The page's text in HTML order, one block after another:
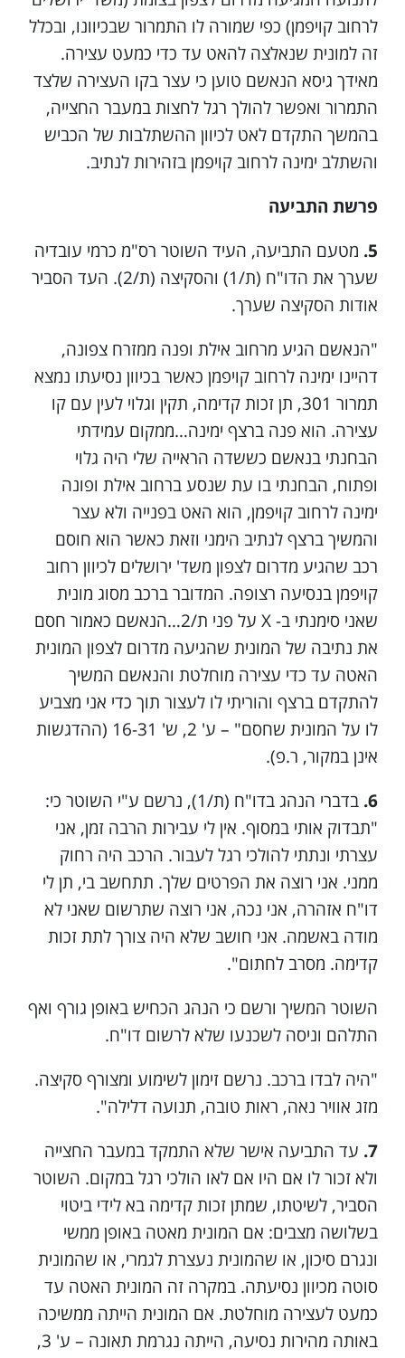
לרחוב קויפמן) כפי שמורה לו התמרור שבכיוונו, ובכלל
זה למונית שנאלצה להאט עד כדי כמעט עצירה.
מאידך גיסא הנאשם טוען כי עצר בקו העצירה שלצד
התמרור ואפשר להולך רגל לחצות במעבר החצייה,
בהמשך התקדם לאט לכיוון ההשתלבות של הכביש
והשתלב ימינה לרחוב קויפמן בזהירות לנתיב.
פרשת התביעה
5. מטעם התביעה, העיד השוטר רס"מ כרמי עובדיה
שערך את הדו"ח (ת/1) והסקיצה (ת/2). העד הסביר
אודות הסקיצה שערך.
"הנאשם הגיע מרחוב אילת ופנה ממזרח צפונה,
דהיינו ימינה לרחוב קויפמן כאשר בכיוון נסיעתו נמצא
תמרור 301, תן זכות קדימה, תקין וגלוי לעין עם קו
עצירה. הוא פנה ברצף ימינה…ממקום עמידתי
הבחנתי בנאשם כששדה הראייה שלי היה גלוי
ופתוח, הבחנתי בו עת שנסע ברחוב אילת ופונה
ימינה לרחוב קויפמן, הוא האט בפנייה ולא עצר
והמשיך ברצף לנתיב הימני וזאת כאשר הוא חוסם
רכב שהגיע מדרום לצפון משד' ירושלים לכיוון רחוב
קויפמן בנסיעה רצופה. המדובר ברכב מסוג מונית
שאני סימנתי ב- X על פני ת/2…הנאשם כאמור חסם
את נתיבה של המונית שהגיעה מדרום לצפון המונית
האטה עד כדי עצירה מוחלטת והנאשם המשיך
להתקדם ברצף והוריתי לו לעצור תוך כדי אני מצביע
לו על המונית שחסם" – ע' 2, ש' 16-31 (ההדגשות
אינן במקור, ר.פ).
6.
בדברי הנהג בדו"ח (ת/1), נרשם ע"י השוטר כי:
"תבדוק אותי במסוף. אין לי עבירות הרבה זמן, אני
עצרתי ונתתי להולכי רגל לעבור. הרכב היה רחוק
ממני. אני רוצה את הפרטים שלך. תתחשב בי, תן לי
דו"ח אזהרה, אני נכה, אני רוצה שתרשום שאני לא
מודה באשמה. אני חושב שלא היה צורך לתת זכות
קדימה. מסרב לחתום".
השוטר המשיך ורשם כי הנהג הכחיש באופן גורף ואף
התלהם וניסה לשכנעו שלא לרשום דו"ח.
"היה לבדו ברכב. נרשם זימון לשימוע ומצורף סקיצה.
מזג אוויר נאה, ראות טובה, תנועה דלילה".
7. עד התביעה אישר שלא התמקד במעבר החצייה
ולא זכור לו אם היו אם לאו הולכי רגל במקום. השוטר
הסביר, לשיטתו, שמתן זכות קדימה בא לידי ביטוי
בשלושה מצבים: אם המונית מאטה באופן ממשי
ונגרם סיכון, או שהמונית נעצרת לגמרי, או שהמונית
סוטה מכיוון נסיעתה. במקרה זה המונית האטה עד
כמעט לעצירה מוחלטת. אם המונית הייתה ממשיכה
באותה מהירות נסיעה, הייתה נגרמת תאונה – ע' 3,